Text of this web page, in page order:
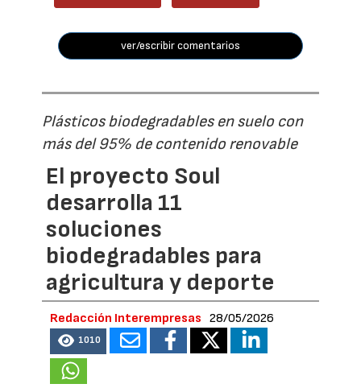
ver/escribir comentarios
Plásticos biodegradables en suelo con
más del 95% de contenido renovable
El proyecto Soul
desarrolla 11
soluciones
biodegradables para
agricultura y deporte
Redacción Interempresas 28/05/2026
1010